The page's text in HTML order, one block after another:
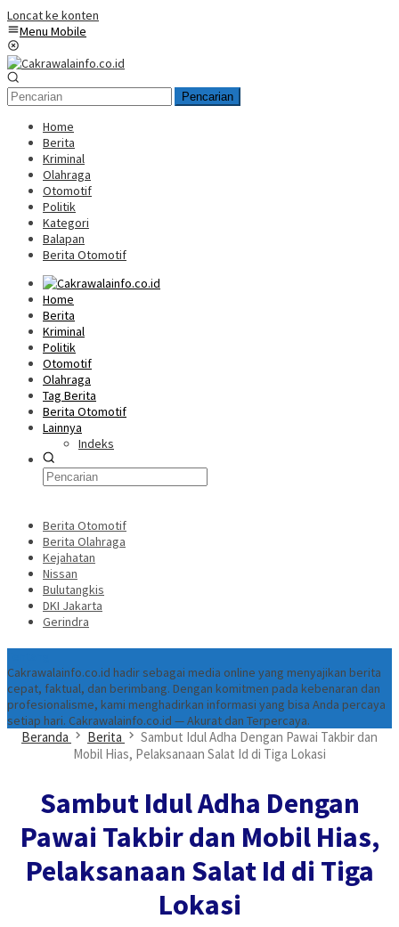
Loncat ke konten
Menu Mobile
Pencarian
Home
Berita
Kriminal
Olahraga
Otomotif
Politik
Kategori
Balapan
Berita Otomotif
Home
Berita
Kriminal
Politik
Otomotif
Olahraga
Tag Berita
Berita Otomotif
Lainnya
Indeks
Berita Otomotif
Berita Olahraga
Kejahatan
Nissan
Bulutangkis
DKI Jakarta
Gerindra
Cakrawalainfo.co.id hadir sebagai media online yang menyajikan berita
cepat, faktual, dan berimbang. Dengan komitmen pada kebenaran dan
profesionalisme, kami menghadirkan informasi yang bisa Anda percaya
setiap hari. Cakrawalainfo.co.id — Akurat dan Terpercaya.
Beranda Berita
Sambut Idul Adha Dengan Pawai Takbir dan
Mobil Hias, Pelaksanaan Salat Id di Tiga Lokasi
Sambut Idul Adha Dengan
Pawai Takbir dan Mobil Hias,
Pelaksanaan Salat Id di Tiga
Lokasi